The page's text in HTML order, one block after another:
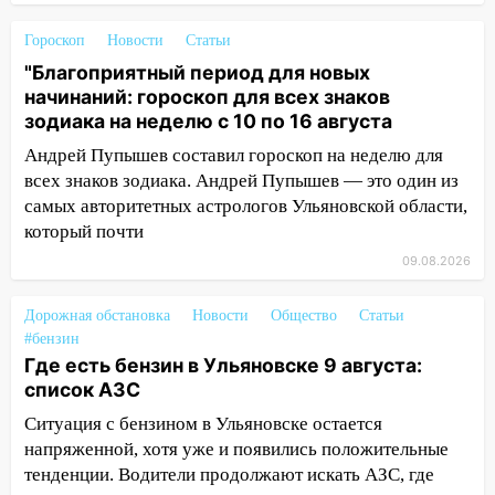
09:18
Из-за ливня заблокировано
движение трамваев в Ульяновске
09:15 Ураган, изнасилование ребенка,
автоподставы и атака беспилотников:
важные итоги прошедшей недели в
Ульяновской области
08:20 В Ульяновске восстановили
трамвайную и троллейбусную
пропал 67-летний мужчина
08:11 На Ульяновск снова надвигается
непогода
07:30 Евро-3 вместо Евро-5: что
означают классы бензина и можно ли
заливать «старое» топливо в
Гороскоп Новости Статьи
"Благоприятный период для новых
начинаний: гороскоп для всех знаков
зодиака на неделю с 10 по 16 августа
Андрей Пупышев составил гороскоп на неделю для
всех знаков зодиака. Андрей Пупышев — это один из
самых авторитетных астрологов Ульяновской области,
который почти
09.08.2026
Дорожная обстановка Новости Общество
Статьи
#бензин
Где есть бензин в Ульяновске 9 августа:
список АЗС
Ситуация с бензином в Ульяновске остается
напряженной, хотя уже и появились положительные
тенденции. Водители продолжают искать АЗС, где